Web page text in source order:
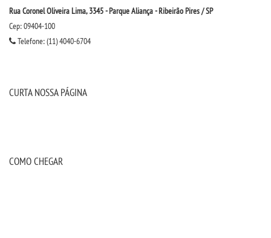
Rua Coronel Oliveira Lima, 3345 - Parque Aliança - Ribeirão Pires / SP
Cep: 09404-100
Telefone: (11) 4040-6704
CURTA NOSSA PÁGINA
COMO CHEGAR